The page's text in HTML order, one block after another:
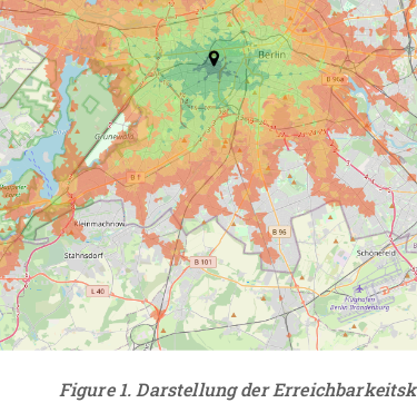
Figure 1. Darstellung der